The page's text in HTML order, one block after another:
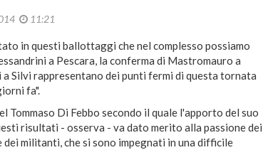
11:21
in questi ballottaggi che nel complesso possiamo
a Pescara, la conferma di Mastromauro a
Silvi rappresentano dei punti fermi di questa tornata
fa".
Di Febbo secondo il quale l'apporto del suo
risultati - osserva - va dato merito alla passione dei
militanti, che si sono impegnati in una difficile